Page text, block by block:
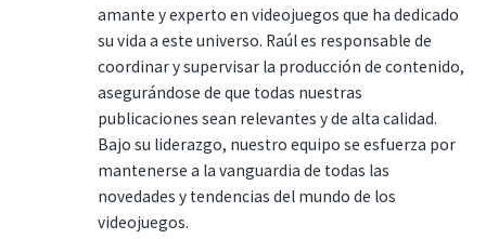
amante y experto en videojuegos que ha dedicado
su vida a este universo. Raúl es responsable de
coordinar y supervisar la producción de contenido,
asegurándose de que todas nuestras
publicaciones sean relevantes y de alta calidad.
Bajo su liderazgo, nuestro equipo se esfuerza por
mantenerse a la vanguardia de todas las
novedades y tendencias del mundo de los
videojuegos.